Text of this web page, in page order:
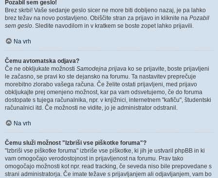
Pozabil sem geslo!
Brez skrbi! Vaše sedanje geslo sicer ne more biti dobljeno nazaj, je pa lahko
brez težav na novo postavljeno. Obiščite stran za prijavo in kliknite na Pozabil
sem geslo. Sledite navodilom in v kratkem se boste zopet lahko prijavili.
Na vrh
Čemu avtomatska odjava?
Če ne obkljukate možnosti Samodejna prijava ko se prijavite, boste prijavljeni
le začasno, se pravi ko ste dejansko na forumu. Ta nastavitev preprečuje
morebitno zlorabo vašega računa. Če želite ostati prijavljeni, med prijavo
obkljukajte prej omenjeno možnost, kar pa vam odsvetujemo, če do foruma
dostopate s tujega računalnika, npr. v knjižnici, internetnem "kafiču", študentski
računalnici itd. Če možnosti ne vidite, jo je administrator odstranil.
Na vrh
Čemu služi možnost "Izbriši vse piškotke foruma"?
"Izbriši vse piškotke foruma" izbriše vse piškotke, ki jih je ustvaril phpBB in ki
vam omogočajo verodostojnost in prijavljenost na forumu. Prav tako
omogočajo možnosti kot npr. read tracking, če seveda niso bile prepovedane s
strani administratorja. Če imate težave s prijavljanjem ali odjavljanjem, vam bo